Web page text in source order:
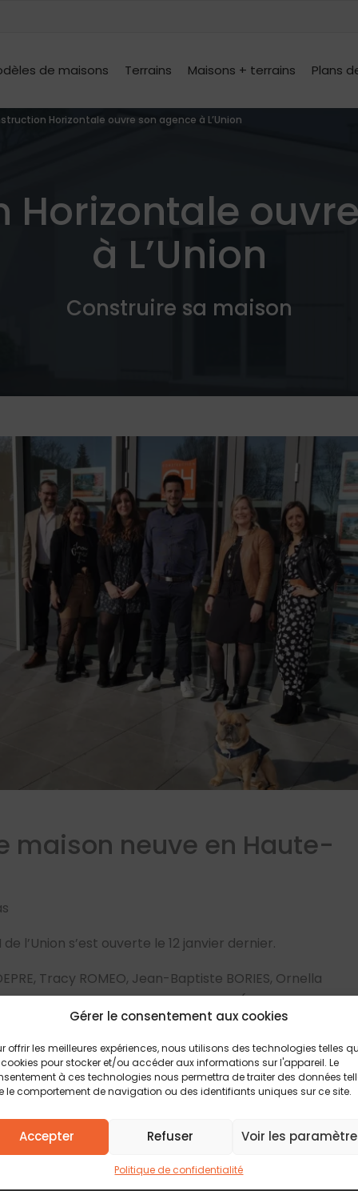
Gérer le consentement aux cookies
offrir les meilleures expériences, nous utilisons des technologies telles
pour stocker et/ou accéder aux informations sur l'appareil. Le
à ces technologies nous permettra de traiter des données
le comportement de navigation ou des identifiants uniques sur ce site.
Accepter Refuser Voir les
Politique de confidentialité
de maisons Terrains Maisons + terrains Plans
Horizontale ouvre son agence à L’Union
Horizontale
à L’Union
Construire sa maison
maison neuve en Haute-
l’Union s’est ouverte le 12 janvier dernier.
Tracy ROMEO, Jean-Baptiste BORIES, Ornella
CASABAN, Camille MALLARD (manager
le moment.
Garonne), l’arrivée de cette nouvelle agence CH aux
CINA de développer une des spécificités de son ADN
nouveaux propriétaires à sauter le pas.
et souriante, prête à vous accompagner et vous